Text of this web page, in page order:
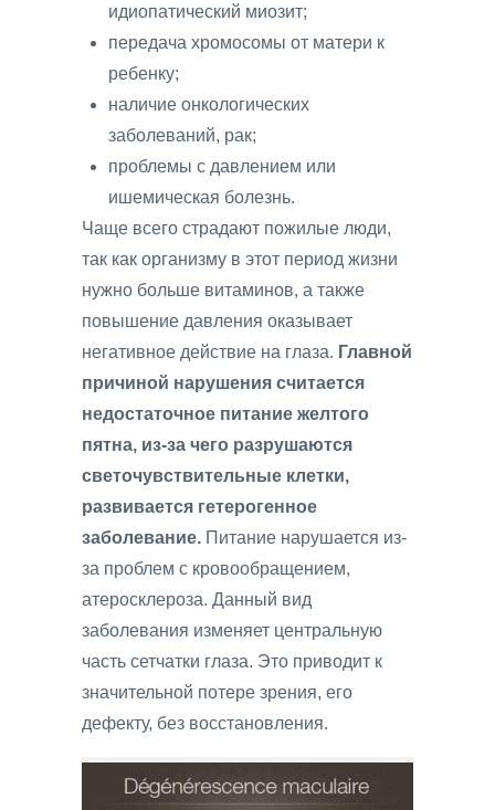
идиопатический миозит;
передача хромосомы от матери к
ребенку;
наличие онкологических
заболеваний, рак;
проблемы с давлением или
ишемическая болезнь.
Чаще всего страдают пожилые люди,
так как организму в этот период жизни
нужно больше витаминов, а также
повышение давления оказывает
негативное действие на глаза. Главной
причиной нарушения считается
недостаточное питание желтого
пятна, из-за чего разрушаются
светочувствительные клетки,
развивается гетерогенное
заболевание. Питание нарушается из-
за проблем с кровообращением,
атеросклероза. Данный вид
заболевания изменяет центральную
часть сетчатки глаза. Это приводит к
значительной потере зрения, его
дефекту, без восстановления.